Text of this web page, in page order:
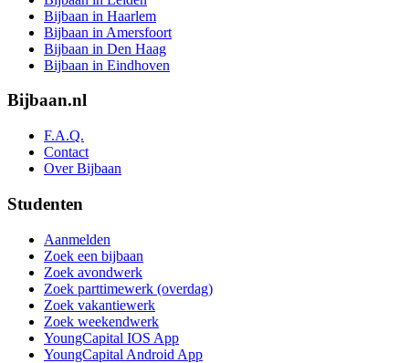
Bijbaan in Haarlem
Bijbaan in Amersfoort
Bijbaan in Den Haag
Bijbaan in Eindhoven
Bijbaan.nl
F.A.Q.
Contact
Over Bijbaan
Studenten
Aanmelden
Zoek een bijbaan
Zoek avondwerk
Zoek parttimewerk (overdag)
Zoek vakantiewerk
Zoek weekendwerk
YoungCapital IOS App
YoungCapital Android App